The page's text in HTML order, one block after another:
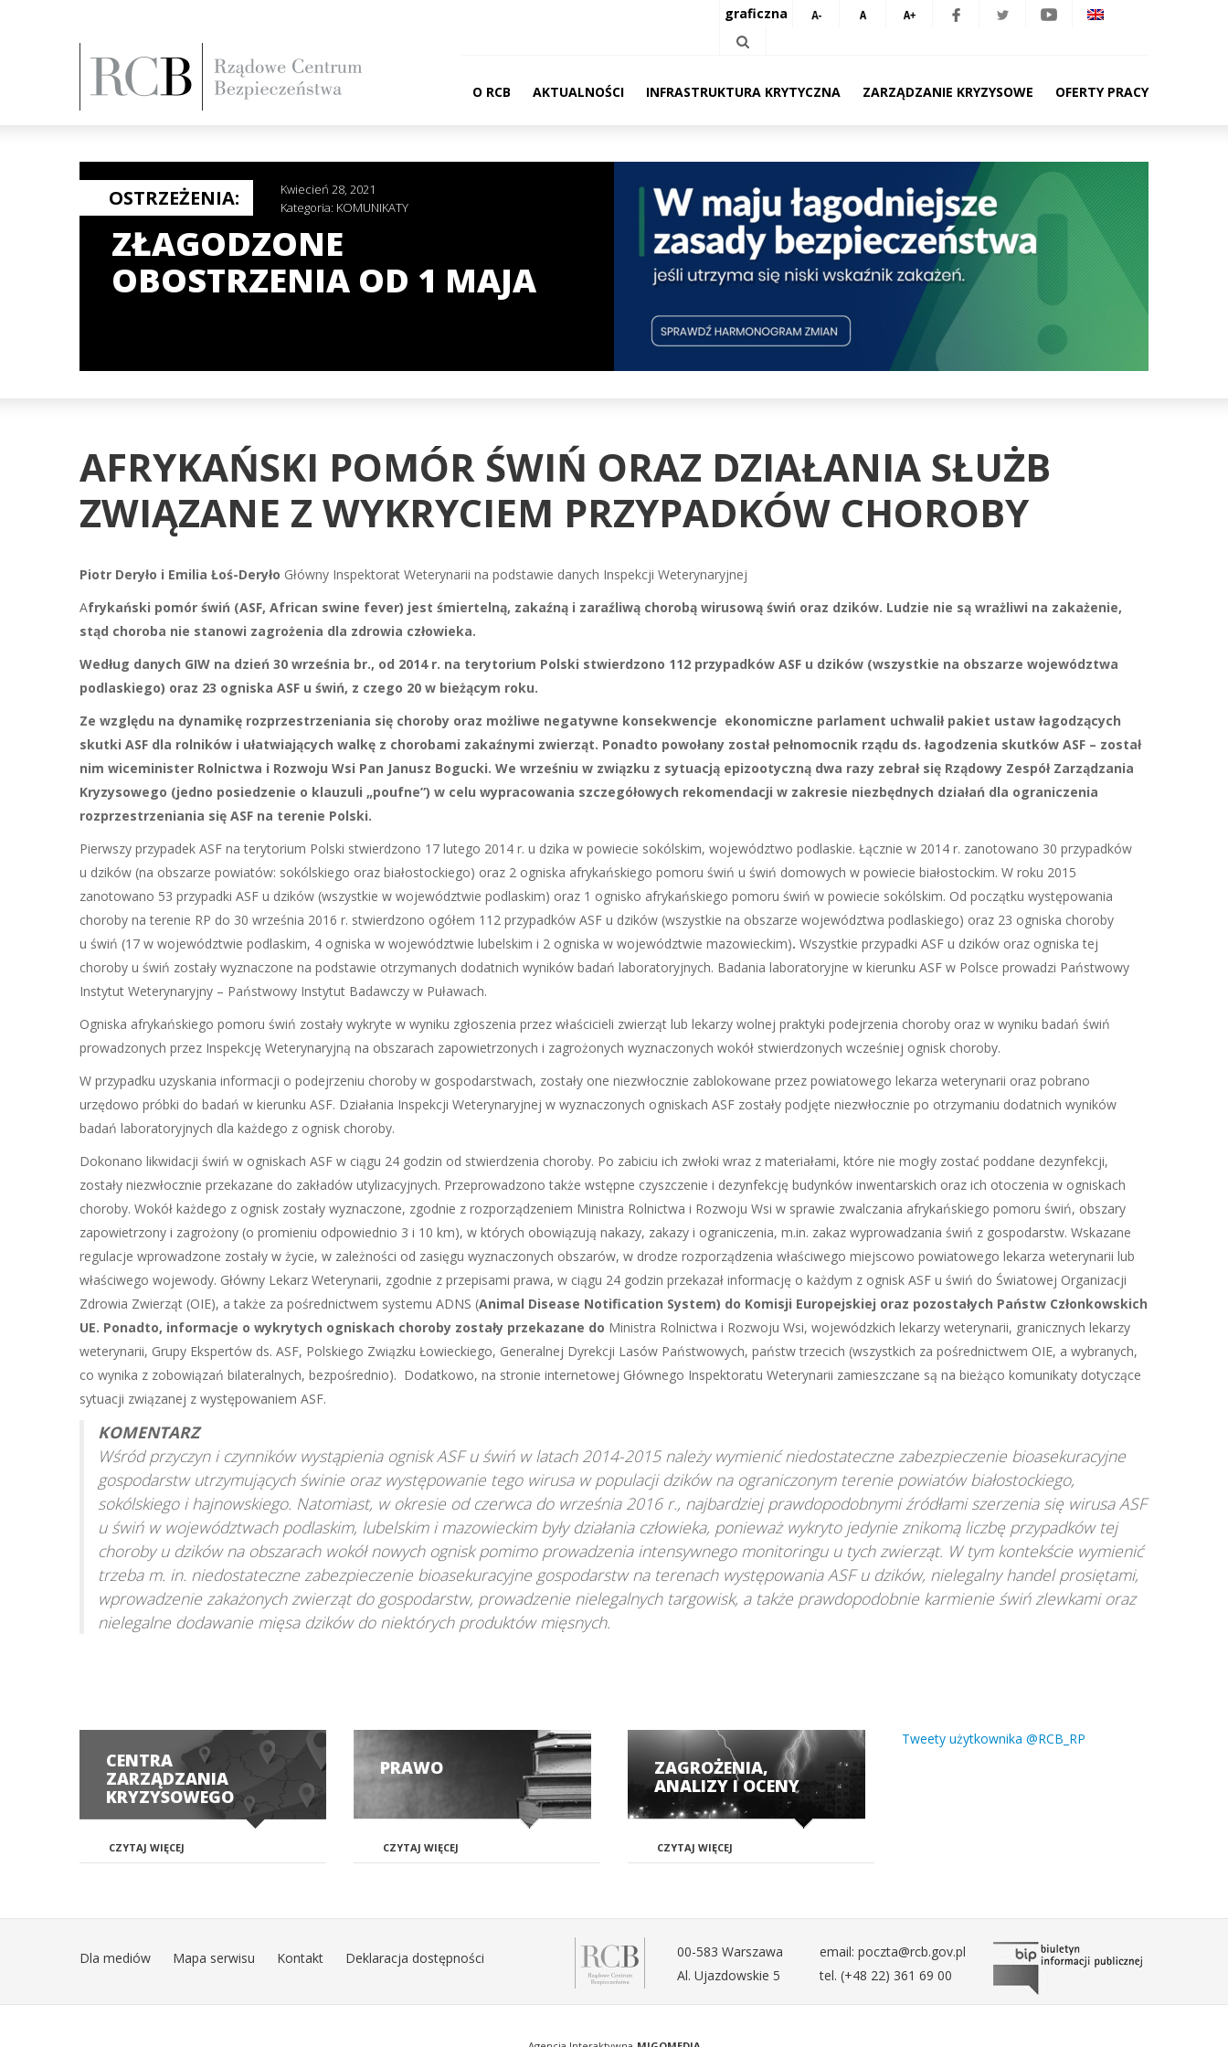
graficzna
O RCB AKTUALNOŚCI INFRASTRUKTURA KRYTYCZNA ZARZĄDZANIE KRYZYSOWE OFERTY PRACY
OSTRZEŻENIA:
Kwiecień 28, 2021
Kategoria: KOMUNIKATY
ZŁAGODZONE
OBOSTRZENIA OD 1 MAJA
AFRYKAŃSKI POMÓR ŚWIŃ ORAZ DZIAŁANIA SŁUŻB
ZWIĄZANE Z WYKRYCIEM PRZYPADKÓW CHOROBY
Piotr Deryło i Emilia Łoś-Deryło Główny Inspektorat Weterynarii na podstawie danych Inspekcji Weterynaryjnej
Afrykański pomór świń (ASF, African swine fever) jest śmiertelną, zakaźną i zaraźliwą chorobą wirusową świń oraz dzików. Ludzie nie są wrażliwi na zakażenie,
stąd choroba nie stanowi zagrożenia dla zdrowia człowieka.
Według danych GIW na dzień 30 września br., od 2014 r. na terytorium Polski stwierdzono 112 przypadków ASF u dzików (wszystkie na obszarze województwa
podlaskiego) oraz 23 ogniska ASF u świń, z czego 20 w bieżącym roku.
Ze względu na dynamikę rozprzestrzeniania się choroby oraz możliwe negatywne konsekwencje ekonomiczne parlament uchwalił pakiet ustaw łagodzących
skutki ASF dla rolników i ułatwiających walkę z chorobami zakaźnymi zwierząt. Ponadto powołany został pełnomocnik rządu ds. łagodzenia skutków ASF – został
nim wiceminister Rolnictwa i Rozwoju Wsi Pan Janusz Bogucki. We wrześniu w związku z sytuacją epizootyczną dwa razy zebrał się Rządowy Zespół Zarządzania
Kryzysowego (jedno posiedzenie o klauzuli „poufne”) w celu wypracowania szczegółowych rekomendacji w zakresie niezbędnych działań dla ograniczenia
rozprzestrzeniania się ASF na terenie Polski.
Pierwszy przypadek ASF na terytorium Polski stwierdzono 17 lutego 2014 r. u dzika w powiecie sokólskim, województwo podlaskie. Łącznie w 2014 r. zanotowano 30 przypadków
u dzików (na obszarze powiatów: sokólskiego oraz białostockiego) oraz 2 ogniska afrykańskiego pomoru świń u świń domowych w powiecie białostockim. W roku 2015
zanotowano 53 przypadki ASF u dzików (wszystkie w województwie podlaskim) oraz 1 ognisko afrykańskiego pomoru świń w powiecie sokólskim. Od początku występowania
choroby na terenie RP do 30 września 2016 r. stwierdzono ogółem 112 przypadków ASF u dzików (wszystkie na obszarze województwa podlaskiego) oraz 23 ogniska choroby
u świń (17 w województwie podlaskim, 4 ogniska w województwie lubelskim i 2 ogniska w województwie mazowieckim). Wszystkie przypadki ASF u dzików oraz ogniska tej
choroby u świń zostały wyznaczone na podstawie otrzymanych dodatnich wyników badań laboratoryjnych. Badania laboratoryjne w kierunku ASF w Polsce prowadzi Państwowy
Instytut Weterynaryjny – Państwowy Instytut Badawczy w Puławach.
Ogniska afrykańskiego pomoru świń zostały wykryte w wyniku zgłoszenia przez właścicieli zwierząt lub lekarzy wolnej praktyki podejrzenia choroby oraz w wyniku badań świń
prowadzonych przez Inspekcję Weterynaryjną na obszarach zapowietrzonych i zagrożonych wyznaczonych wokół stwierdzonych wcześniej ognisk choroby.
W przypadku uzyskania informacji o podejrzeniu choroby w gospodarstwach, zostały one niezwłocznie zablokowane przez powiatowego lekarza weterynarii oraz pobrano
urzędowo próbki do badań w kierunku ASF. Działania Inspekcji Weterynaryjnej w wyznaczonych ogniskach ASF zostały podjęte niezwłocznie po otrzymaniu dodatnich wyników
badań laboratoryjnych dla każdego z ognisk choroby.
Dokonano likwidacji świń w ogniskach ASF w ciągu 24 godzin od stwierdzenia choroby. Po zabiciu ich zwłoki wraz z materiałami, które nie mogły zostać poddane dezynfekcji,
zostały niezwłocznie przekazane do zakładów utylizacyjnych. Przeprowadzono także wstępne czyszczenie i dezynfekcję budynków inwentarskich oraz ich otoczenia w ogniskach
choroby. Wokół każdego z ognisk zostały wyznaczone, zgodnie z rozporządzeniem Ministra Rolnictwa i Rozwoju Wsi w sprawie zwalczania afrykańskiego pomoru świń, obszary
zapowietrzony i zagrożony (o promieniu odpowiednio 3 i 10 km), w których obowiązują nakazy, zakazy i ograniczenia, m.in. zakaz wyprowadzania świń z gospodarstw. Wskazane
regulacje wprowadzone zostały w życie, w zależności od zasięgu wyznaczonych obszarów, w drodze rozporządzenia właściwego miejscowo powiatowego lekarza weterynarii lub
właściwego wojewody. Główny Lekarz Weterynarii, zgodnie z przepisami prawa, w ciągu 24 godzin przekazał informację o każdym z ognisk ASF u świń do Światowej Organizacji
Zdrowia Zwierząt (OIE), a także za pośrednictwem systemu ADNS (Animal Disease Notification System) do Komisji Europejskiej oraz pozostałych Państw Członkowskich
UE. Ponadto, informacje o wykrytych ogniskach choroby zostały przekazane do Ministra Rolnictwa i Rozwoju Wsi, wojewódzkich lekarzy weterynarii, granicznych lekarzy
weterynarii, Grupy Ekspertów ds. ASF, Polskiego Związku Łowieckiego, Generalnej Dyrekcji Lasów Państwowych, państw trzecich (wszystkich za pośrednictwem OIE, a wybranych,
co wynika z zobowiązań bilateralnych, bezpośrednio). Dodatkowo, na stronie internetowej Głównego Inspektoratu Weterynarii zamieszczane są na bieżąco komunikaty dotyczące
sytuacji związanej z występowaniem ASF.
KOMENTARZ
Wśród przyczyn i czynników wystąpienia ognisk ASF u świń w latach 2014-2015 należy wymienić niedostateczne zabezpieczenie bioasekuracyjne
gospodarstw utrzymujących świnie oraz występowanie tego wirusa w populacji dzików na ograniczonym terenie powiatów białostockiego,
sokólskiego i hajnowskiego. Natomiast, w okresie od czerwca do września 2016 r., najbardziej prawdopodobnymi źródłami szerzenia się wirusa ASF
u świń w województwach podlaskim, lubelskim i mazowieckim były działania człowieka, ponieważ wykryto jedynie znikomą liczbę przypadków tej
choroby u dzików na obszarach wokół nowych ognisk pomimo prowadzenia intensywnego monitoringu u tych zwierząt. W tym kontekście wymienić
trzeba m. in. niedostateczne zabezpieczenie bioasekuracyjne gospodarstw na terenach występowania ASF u dzików, nielegalny handel prosiętami,
wprowadzenie zakażonych zwierząt do gospodarstw, prowadzenie nielegalnych targowisk, a także prawdopodobnie karmienie świń zlewkami oraz
nielegalne dodawanie mięsa dzików do niektórych produktów mięsnych.
CENTRA
ZARZĄDZANIA
KRYZYSOWEGO
CZYTAJ WIĘCEJ
PRAWO
CZYTAJ WIĘCEJ
ZAGROŻENIA,
ANALIZY I OCENY
CZYTAJ WIĘCEJ
Tweety użytkownika @RCB_RP
Dla mediów Mapa serwisu Kontakt Deklaracja dostępności
00-583 Warszawa
Al. Ujazdowskie 5
email: poczta@rcb.gov.pl
tel. (+48 22) 361 69 00